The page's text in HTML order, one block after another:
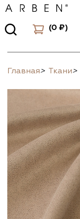
(0 ₽)
Главная> Ткани>